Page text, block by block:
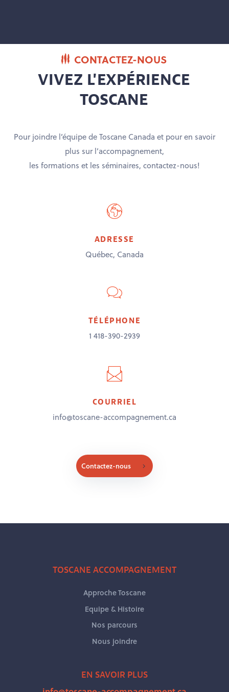
CONTACTEZ-NOUS
VIVEZ L'EXPÉRIENCE
TOSCANE
Pour joindre l’équipe de Toscane Canada et pour en savoir
plus sur l’accompagnement,
les formations et les séminaires, contactez-nous!
ADRESSE
Québec, Canada
TÉLÉPHONE
1 418-390-2939
COURRIEL
info@toscane-accompagnement.ca
Contactez-nous
TOSCANE ACCOMPAGNEMENT
Approche Toscane
Equipe & Histoire
Nos parcours
Nous joindre
EN SAVOIR PLUS